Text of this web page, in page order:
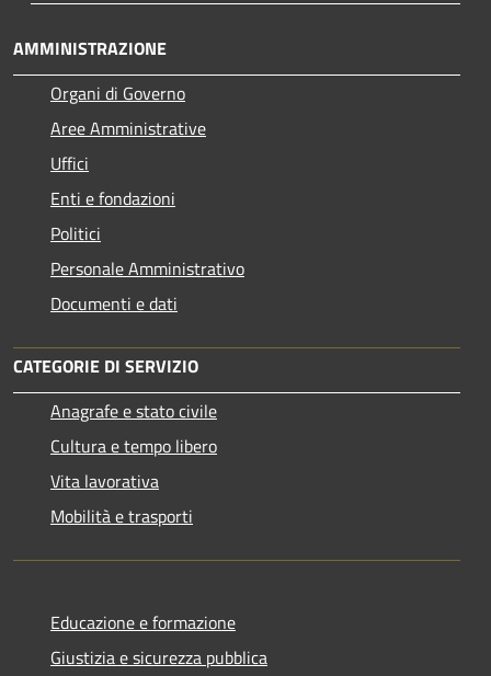
AMMINISTRAZIONE
Organi di Governo
Aree Amministrative
Uffici
Enti e fondazioni
Politici
Personale Amministrativo
Documenti e dati
CATEGORIE DI SERVIZIO
Anagrafe e stato civile
Cultura e tempo libero
Vita lavorativa
Mobilità e trasporti
Educazione e formazione
Giustizia e sicurezza pubblica